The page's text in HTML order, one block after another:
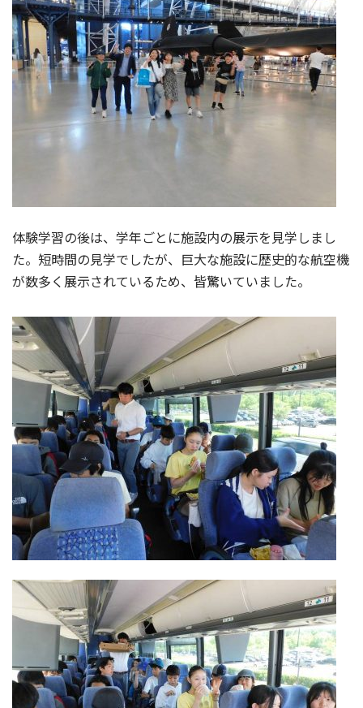
体験学習の後は、学年ごとに施設内の展示を見学しまし
た。短時間の見学でしたが、巨大な施設に歴史的な航空機
が数多く展示されているため、皆驚いていました。